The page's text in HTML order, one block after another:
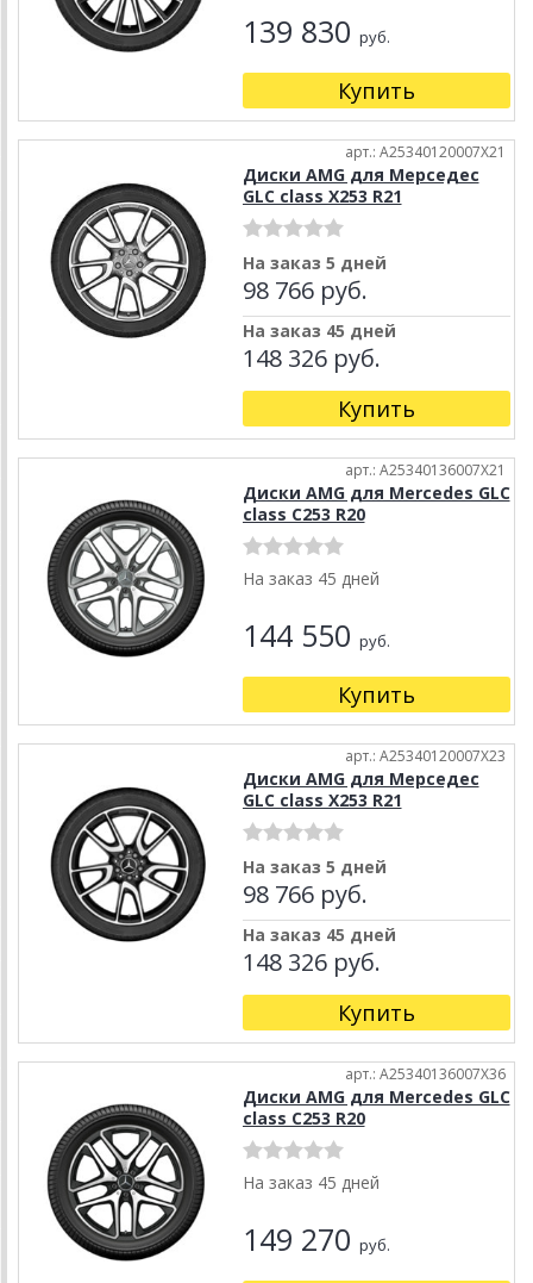
139 830 руб.
Купить
арт.: A25340120007X21
Диски AMG для Мерседес
GLC class X253 R21
На заказ 5 дней
98 766 руб.
На заказ 45 дней
148 326 руб.
Купить
арт.: A25340136007X21
Диски AMG для Mercedes GLC
class C253 R20
На заказ 45 дней
144 550 руб.
Купить
арт.: A25340120007X23
Диски AMG для Мерседес
GLC class X253 R21
На заказ 5 дней
98 766 руб.
На заказ 45 дней
148 326 руб.
Купить
арт.: A25340136007X36
Диски AMG для Mercedes GLC
class C253 R20
На заказ 45 дней
149 270 руб.